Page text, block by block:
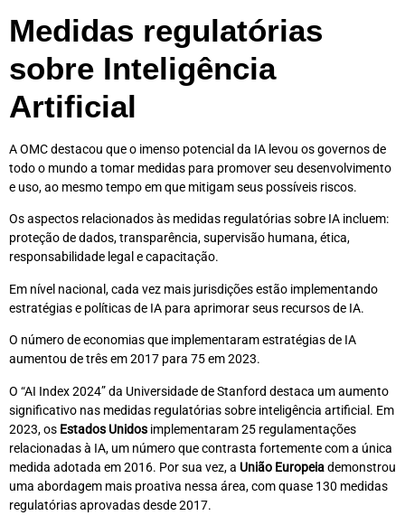
Medidas regulatórias
sobre Inteligência
Artificial
A OMC destacou que o imenso potencial da IA levou os governos de
todo o mundo a tomar medidas para promover seu desenvolvimento
e uso, ao mesmo tempo em que mitigam seus possíveis riscos.
Os aspectos relacionados às medidas regulatórias sobre IA incluem:
proteção de dados, transparência, supervisão humana, ética,
responsabilidade legal e capacitação.
Em nível nacional, cada vez mais jurisdições estão implementando
estratégias e políticas de IA para aprimorar seus recursos de IA.
O número de economias que implementaram estratégias de IA
aumentou de três em 2017 para 75 em 2023.
O “AI Index 2024” da Universidade de Stanford destaca um aumento
significativo nas medidas regulatórias sobre inteligência artificial. Em
2023, os Estados Unidos implementaram 25 regulamentações
relacionadas à IA, um número que contrasta fortemente com a única
medida adotada em 2016. Por sua vez, a União Europeiademonstrou
uma abordagem mais proativa nessa área, com quase 130 medidas
regulatórias aprovadas desde 2017.